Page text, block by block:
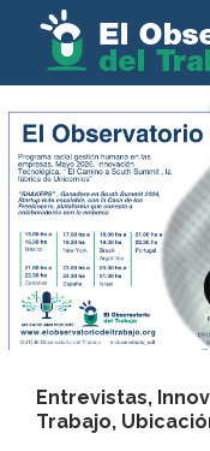
Entrevistas,
Trabajo,